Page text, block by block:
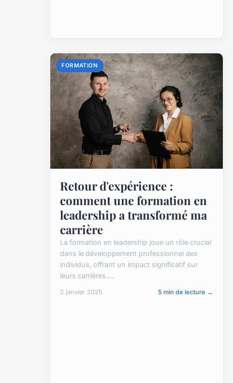
FORMATION
Retour d'expérience :
comment une formation en
leadership a transformé ma
carrière
La formation en leadership joue un rôle crucial
dans le développement professionnel des
individus, offrant un impact significatif sur
leurs carrières....
2 janvier 2025 5 min de lecture →